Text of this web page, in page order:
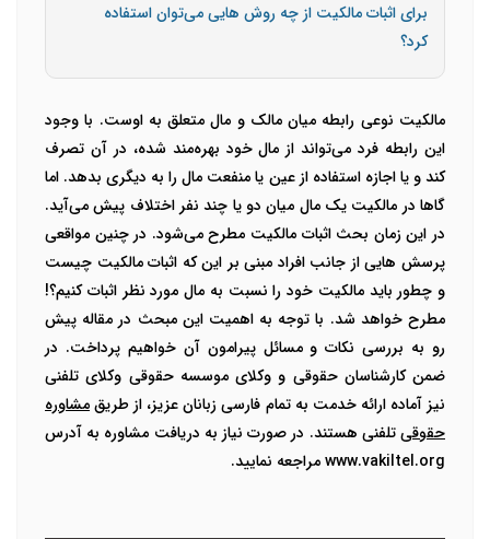
برای اثبات مالکیت از چه روش هایی می‌توان استفاده
کرد؟
مالکیت نوعی رابطه میان مالک و مال متعلق به اوست. با وجود
این رابطه فرد می‌تواند از مال خود بهره‌مند شده، در آن تصرف
کند و یا اجازه استفاده از عین یا منفعت مال را به دیگری بدهد. اما
گاها در مالکیت یک مال میان دو یا چند نفر اختلاف پیش می‌آید.
در این زمان بحثاثبات مالکیت مطرح می‌شود. در چنین مواقعی
پرسش هایی از جانب افراد مبنی بر این که اثبات مالکیت چیست
و چطور باید مالکیت خود را نسبت به مال مورد نظر اثبات کنیم؟!
مطرح خواهد شد. با توجه به اهمیت این مبحث در مقاله پیش
رو به بررسی نکات و مسائل پیرامون آن خواهیم پرداخت. در
ضمن کارشناسان حقوقی و وکلای موسسه حقوقی وکلای تلفنی
نیز آماده ارائه خدمت به تمام فارسی زبانان عزیز، از طریقمشاوره
حقوقیتلفنی هستند. در صورت نیاز به دریافت مشاوره به آدرس
www.vakiltel.orgمراجعه نمایید.